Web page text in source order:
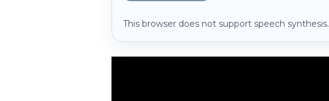
This browser does not support speech synthesis.